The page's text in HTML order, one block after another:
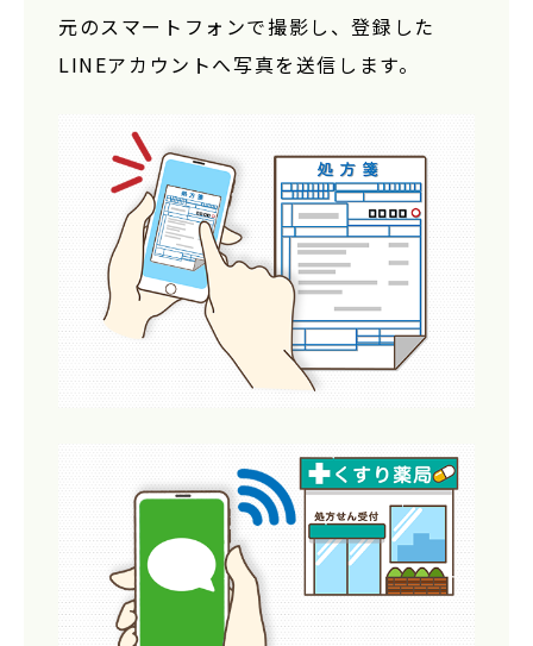
元のスマートフォンで撮影し、登録した
LINEアカウントへ写真を送信します。